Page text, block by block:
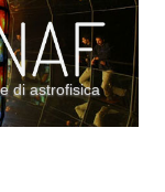
di astrofisica